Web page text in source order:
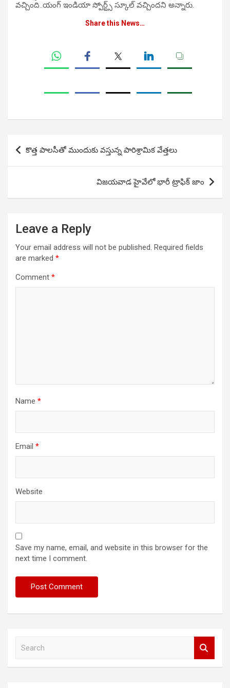
వచ్చింది..యంగ్ ఇండియా స్పోర్ట్స్ స్కూల్ వచ్చిందని అన్నారు.
Share this News…
Post
navigation
కొత్త పాలసీతో ముందుకు వస్తున్న పారిశ్రామిక వేత్తలు
విజయవాడ హైవేలో భారీ ట్రాఫిక్ జాం
Leave a Reply
Your email address will not be published. Required fields
are marked *
Comment *
Name *
Email *
Website
Save my name, email, and website in this browser for the
next time I comment.